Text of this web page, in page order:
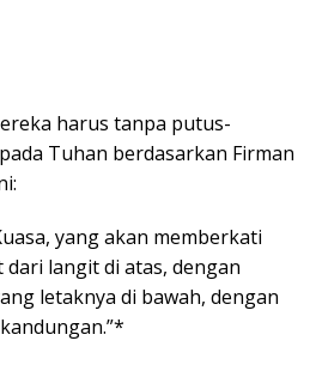
harus tanpa putus-
Tuhan berdasarkan Firman
yang akan memberkati
langit di atas, dengan
letaknya di bawah, dengan